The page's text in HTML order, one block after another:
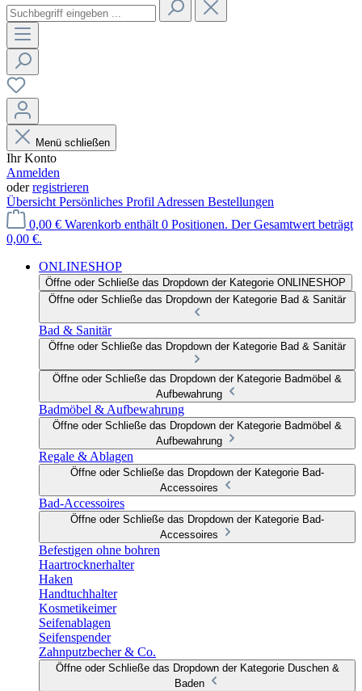
Menü schließen
Ihr Konto
Anmelden
oderregistrieren
Übersicht Persönliches Profil Adressen Bestellungen
0,00 € Warenkorb enthält 0 Positionen. Der Gesamtwert beträgt
0,00 €.
ONLINESHOP
Öffne oder Schließe das Dropdown der Kategorie ONLINESHOP
Öffne oder Schließe das Dropdown der Kategorie Bad & Sanitär
Bad & Sanitär
Öffne oder Schließe das Dropdown der Kategorie Bad & Sanitär
Öffne oder Schließe das Dropdown der Kategorie Badmöbel &
Aufbewahrung
Badmöbel & Aufbewahrung
Öffne oder Schließe das Dropdown der Kategorie Badmöbel &
Aufbewahrung
Regale & Ablagen
Öffne oder Schließe das Dropdown der Kategorie Bad-
Accessoires
Bad-Accessoires
Öffne oder Schließe das Dropdown der Kategorie Bad-
Accessoires
Befestigen ohne bohren
Haartrocknerhalter
Haken
Handtuchhalter
Kosmetikeimer
Seifenablagen
Seifenspender
Zahnputzbecher & Co.
Öffne oder Schließe das Dropdown der Kategorie Duschen &
Baden